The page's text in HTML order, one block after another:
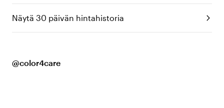
Näytä 30 päivän hintahistoria
@color4care